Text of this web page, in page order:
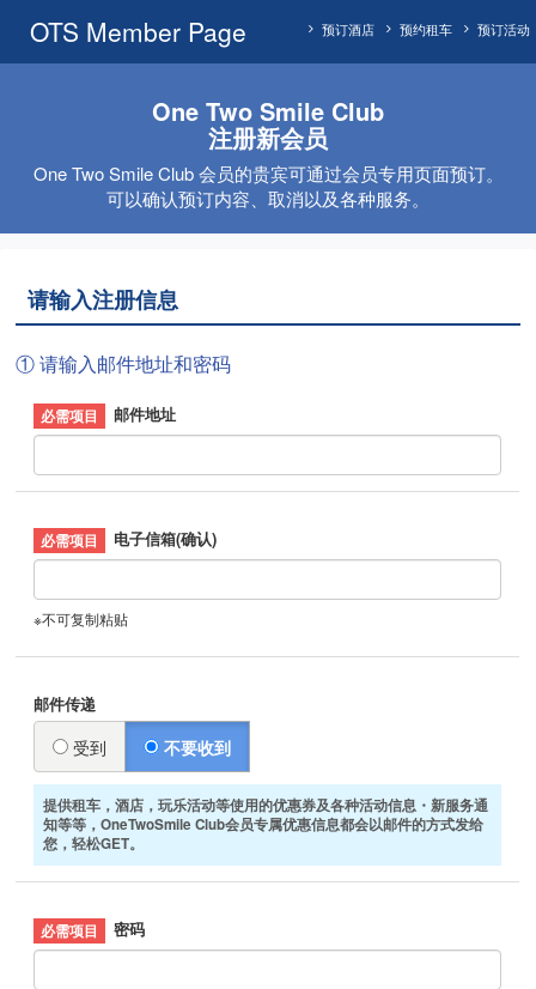
OTS Member Page 预订活动
预约租车
预订酒店
One Two Smile Club
注册新会员
One Two Smile Club 会员的贵宾可通过会员专用页面预订。
可以确认预订内容、取消以及各种服务。
请输入注册信息
① 请输入邮件地址和密码
邮件地址
电子信箱(确认)
※不可复制粘贴
邮件传递
受到 不要收到
提供租车，酒店，玩乐活动等使用的优惠券及各种活动信息・新服务通
知等等，OneTwoSmile Club会员专属优惠信息都会以邮件的方式发给
您，轻松GET。
密码